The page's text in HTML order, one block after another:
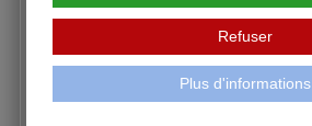
Refuser
Plus d'informations